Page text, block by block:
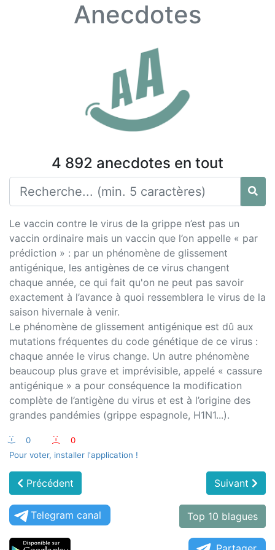
Anecdotes
4 892 anecdotes en tout
Le vaccin contre le virus de la grippe n’est pas un
vaccin ordinaire mais un vaccin que l’on appelle « par
prédiction » : par un phénomène de glissement
antigénique, les antigènes de ce virus changent
chaque année, ce qui fait qu'on ne peut pas savoir
exactement à l’avance à quoi ressemblera le virus de la
saison hivernale à venir.
Le phénomène de glissement antigénique est dû aux
mutations fréquentes du code génétique de ce virus :
chaque année le virus change. Un autre phénomène
beaucoup plus grave et imprévisible, appelé « cassure
antigénique » a pour conséquence la modification
complète de l’antigène du virus et est à l’origine des
grandes pandémies (grippe espagnole, H1N1...).
:-) 0 :-(
0
Pour voter, installer l'application !
Précédent Suivant
Telegram canal Top 10 blagues